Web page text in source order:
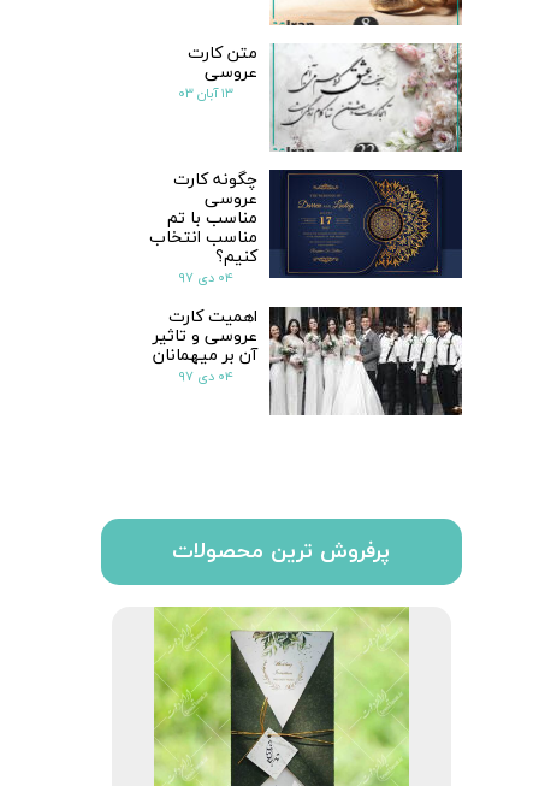
پرفروش ترین محصولات
متن کارت
عروسی
۱۳ آبان ۰۳
چگونه کارت
عروسی
مناسب با تم
مناسب انتخاب
کنیم؟
۰۴ دی ۹۷
اهمیت کارت
عروسی و تاثیر
آن بر میهمانان
۰۴ دی ۹۷